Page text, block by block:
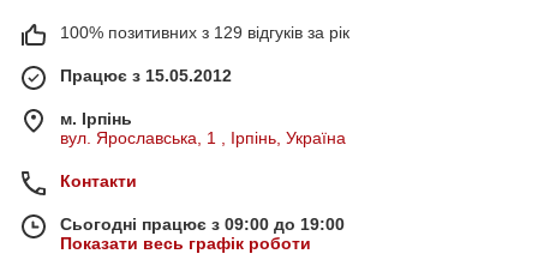
100% позитивних з 129 відгуків за рік
Працює з 15.05.2012
м. Ірпінь
вул. Ярославська, 1 , Ірпінь, Україна
Контакти
Сьогодні працює з 09:00 до 19:00
Показати весь графік роботи